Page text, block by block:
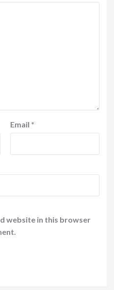
Email *
website in this browser